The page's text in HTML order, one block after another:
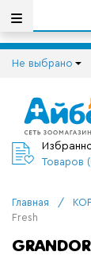
Не выбрано
Товаров (
Главная /
Fresh